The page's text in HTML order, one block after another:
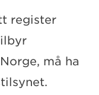
register
må ha